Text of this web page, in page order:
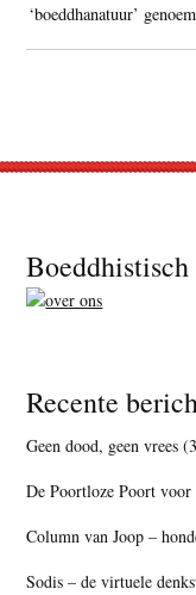
‘boeddhanatuur’
Footer
Recente
Geen dood, geen vrees
De Poortloze Poort
Column van Joop –
Sodis – de virtuele